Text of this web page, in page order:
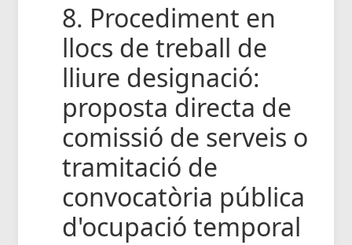
8. Procediment en
llocs de treball de
lliure designació:
proposta directa de
comissió de serveis o
tramitació de
convocatòria pública
d'ocupació temporal